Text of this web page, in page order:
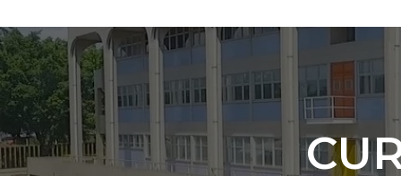
Pós-graduação e MBA
Curta Duração